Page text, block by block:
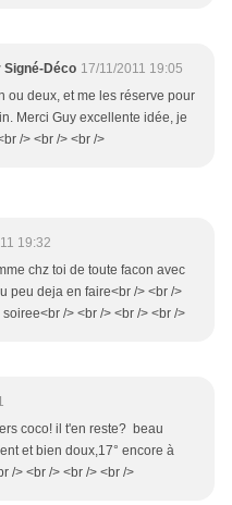
Signé-Déco 17/11/2011 19:05
ou deux, et me les réserve pour
Merci Guy excellente idée, je
/> <br /> <br />
19:32
chz toi de toute facon avec
peu deja en faire<br /> <br />
/> <br /> <br /> <br />
coco! il t'en reste? beau
et bien doux,17° encore à
/> <br /> <br /> <br />